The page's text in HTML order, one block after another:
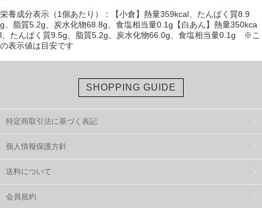
栄養成分表示（1個あたり）：【小倉】熱量359kcal、たんぱく質8.9
g、脂質5.2g、炭水化物68.8g、食塩相当量0.1g【白あん】熱量350kca
l、たんぱく質9.5g、脂質5.2g、炭水化物66.0g、食塩相当量0.1g ※こ
の表示値は目安です
SHOPPING GUIDE
特定商取引法に基づく表記
個人情報保護方針
送料について
会員規約